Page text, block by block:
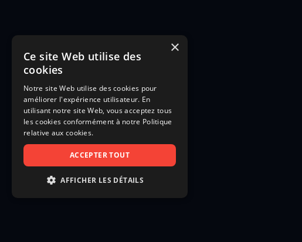
×
Ce site Web utilise des
cookies
Notre site Web utilise des cookies pour
améliorer l'expérience utilisateur. En
utilisant notre site Web, vous acceptez tous
les cookies conformément à notre Politique
relative aux cookies.
ACCEPTER TOUT
AFFICHER LES DÉTAILS